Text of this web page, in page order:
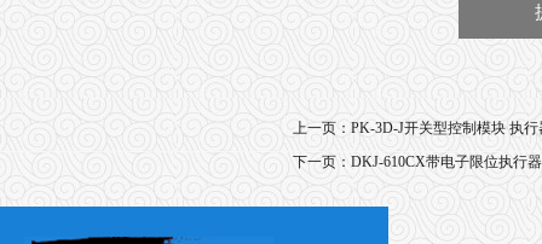
上一页： PK-3D-J开关型控制模块 执
下一页： DKJ-610CX带电子限位执行